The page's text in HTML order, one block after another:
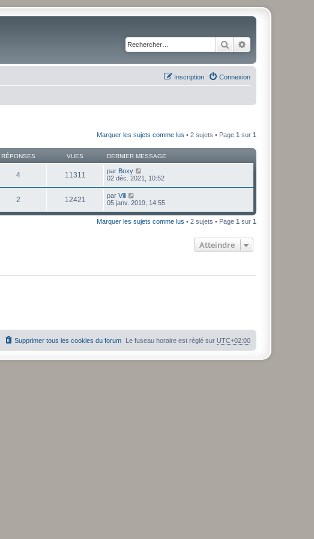
Rechercher
Connexion
Inscription
Marquer les sujets comme lus • 2 sujets • Page 1 sur 1
RÉPONSES VUES DERNIER MESSAGE
4 11311 par Boxy
02 déc. 2021, 10:52
2 12421 par Vili
05 janv. 2019, 14:55
Marquer les sujets comme lus • 2 sujets • Page 1 sur 1
Atteindre
Le fuseau horaire est réglé sur UTC+02:00
Supprimer tous les cookies du forum